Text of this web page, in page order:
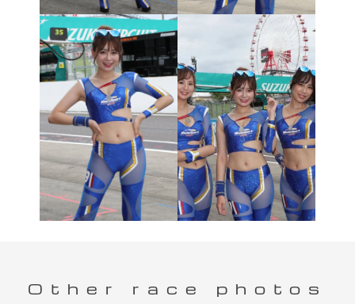
Other race photos